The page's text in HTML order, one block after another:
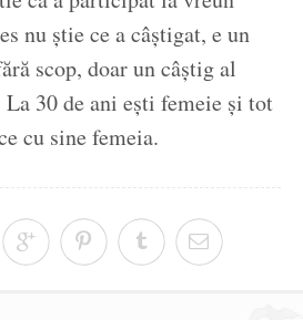
nu știe ce a câștigat, e un
scop, doar un câștig al
30 de ani ești femeie și tot
cu sine femeia.